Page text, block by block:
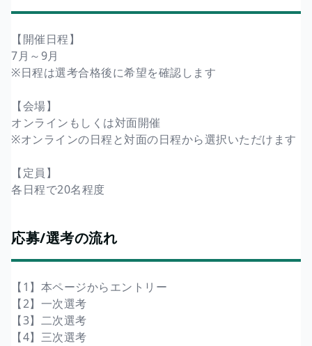
【開催日程】
7月～9月
※日程は選考合格後に希望を確認します
【会場】
オンラインもしくは対面開催
※オンラインの日程と対面の日程から選択いただけます
【定員】
各日程で20名程度
応募/選考の流れ
【1】本ページからエントリー
【2】一次選考
【3】二次選考
【4】三次選考